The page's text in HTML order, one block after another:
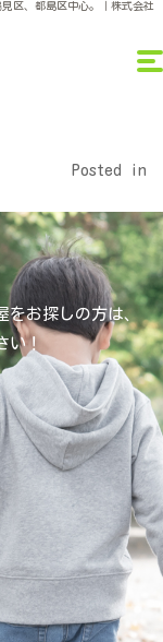
区、都島区中心。｜株式会社
Posted in
をお探しの方は、
い！